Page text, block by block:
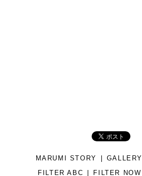
MARUMI STORY GALLERY
FILTER ABC
FILTER NOW